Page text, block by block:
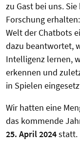
zu Gast bei uns.
Forschung
Welt der Chatbots
dazu beantwortet,
Intelligenz lernen,
erkennen und
in Spielen
Wir hatten eine
das kommende
25. April 2024statt.